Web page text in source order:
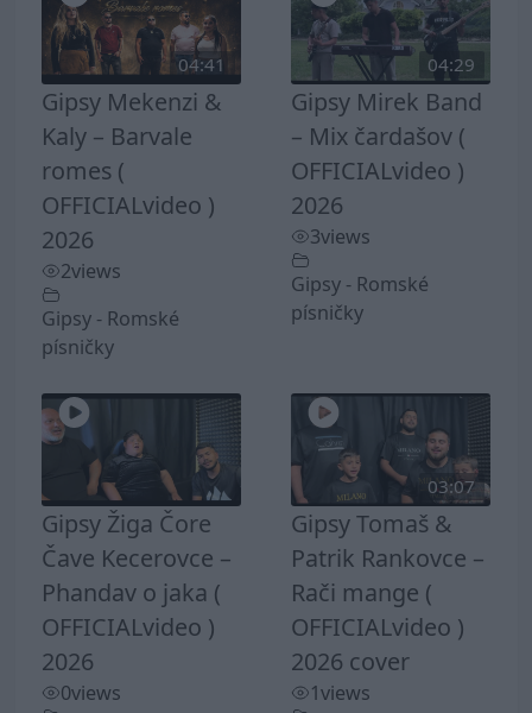
04:41
Gipsy Mekenzi &
Kaly – Barvale
romes (
OFFICIALvideo )
2026
2views
Gipsy - Romské
písničky
04:29
Gipsy Mirek Band
– Mix čardašov (
OFFICIALvideo )
2026
3views
Gipsy - Romské
písničky
Gipsy Žiga Čore
Čave Kecerovce –
Phandav o jaka (
OFFICIALvideo )
2026
0views
03:07
Gipsy Tomaš &
Patrik Rankovce –
Rači mange (
OFFICIALvideo )
2026 cover
1views